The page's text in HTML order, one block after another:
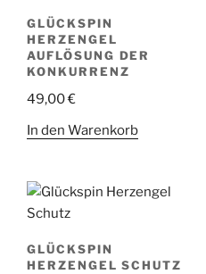
GLÜCKSPIN
HERZENGEL
AUFLÖSUNG DER
KONKURRENZ
49,00€
In den Warenkorb
GLÜCKSPIN
HERZENGEL SCHUTZ